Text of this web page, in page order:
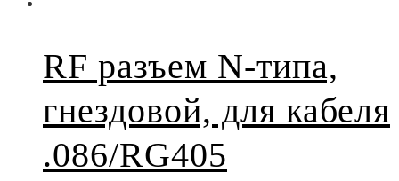
RF разъем N-типа,
гнездовой, для кабеля
.086/RG405